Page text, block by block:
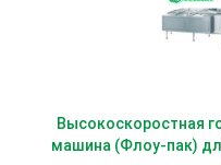
Высокоскоростная
машина (Флоу-пак)